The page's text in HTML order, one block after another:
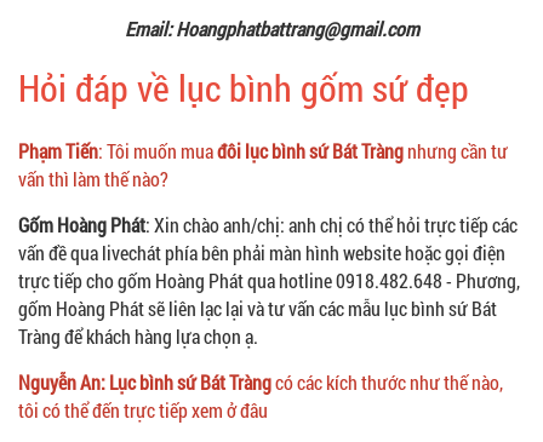
Email: Hoangphatbattrang@gmail.com
Hỏi đáp về lục bình gốm sứ đẹp
Phạm Tiến: Tôi muốn muađôi lục bình sứ Bát Tràngnhưng cần tư
vấn thì làm thế nào?
Gốm Hoàng Phát: Xin chào anh/chị: anh chị có thể hỏi trực tiếp các
vấn đề qua livechát phía bên phải màn hình website hoặc gọi điện
trực tiếp cho gốm Hoàng Phát qua hotline 0918.482.648 - Phương,
gốm Hoàng Phát sẽ liên lạc lại và tư vấn các mẫu lục bình sứ Bát
Tràng để khách hàng lựa chọn ạ.
Nguyễn An: Lục bình sứ Bát Tràngcó các kích thước như thế nào,
tôi có thể đến trực tiếp xem ở đâu